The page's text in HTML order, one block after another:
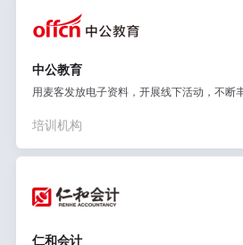
中公教育
用麦客发放电子资料，开展线下活动，不断
培训机构
仁和会计